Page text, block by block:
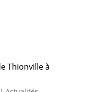
Thionville à